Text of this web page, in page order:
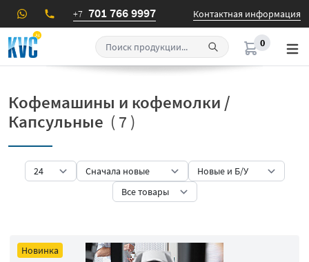
+7 701 766 9997 Контактная информация
0
Кофемашины и кофемолки /
Капсульные ( 7 )
Новинка